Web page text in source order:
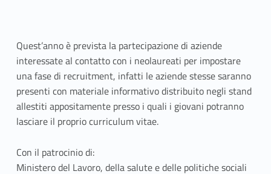
g
n
a
d
e
Quest’anno è prevista la partecipazione di aziende
interessate al contatto con i neolaureati per impostare
una fase di recruitment, infatti le aziende stesse saranno
presenti con materiale informativo distribuito negli stand
allestiti appositamente presso i quali i giovani potranno
lasciare il proprio curriculum vitae.
Con il patrocinio di:
Ministero del Lavoro, della salute e delle politiche sociali